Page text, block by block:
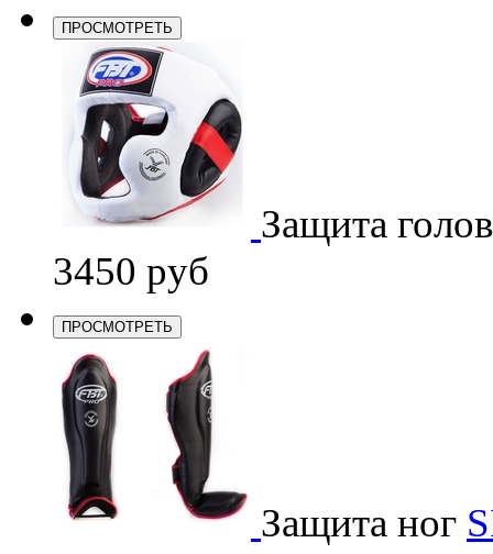
ПРОСМОТРЕТЬ
Защита
3450 руб
ПРОСМОТРЕТЬ
Защита ног